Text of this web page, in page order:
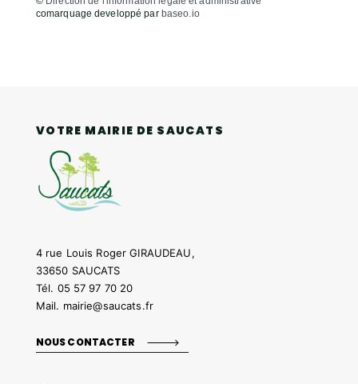
comarquage developpé par baseo.io
VOTRE MAIRIE DE SAUCATS
4 rue Louis Roger GIRAUDEAU,
33650 SAUCATS
Tél. 05 57 97 70 20
Mail. mairie@saucats.fr
NOUS CONTACTER